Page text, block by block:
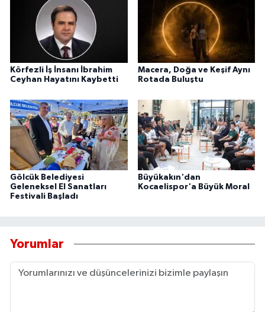
Körfezli İş İnsanı İbrahim
Ceyhan Hayatını Kaybetti
Macera, Doğa ve Keşif Aynı
Rotada Buluştu
Gölcük Belediyesi
Geleneksel El Sanatları
Festivali Başladı
Büyükakın'dan
Kocaelispor'a Büyük Moral
Yorumlar